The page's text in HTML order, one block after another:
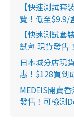
【快速測試套
覽！低至$9.9/
【快速測試套
試劑 現貨發售
日本城分店現
惠！$128買到
MEDEIS開賣
發售！可檢測